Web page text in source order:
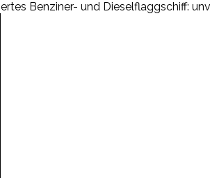
Benziner- und Dieselflaggschiff: